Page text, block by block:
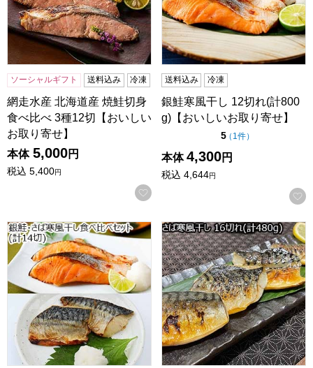
ソーシャルギフト 送料込み 冷凍
網走水産 北海道産 焼鮭切身
食べ比べ 3種12切【おいしい
お取り寄せ】
本体 5,000円
税込 5,400円
お気に入りに登録する
送料込み 冷凍
銀鮭寒風干し 12切れ(計800
g)【おいしいお取り寄せ】
5点（5点満点中）
（ 1件の評価
）
本体 4,300円
税込 4,644円
銀鮭・さば寒風干し食べ比べセット(計14切)【サマーセール
さば寒風干し 16切れ(計